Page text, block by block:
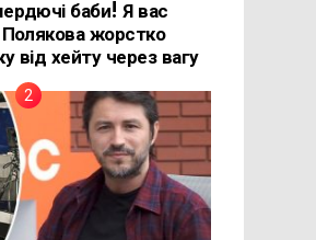
баби! Я вас
жорстко
від хейту через вагу